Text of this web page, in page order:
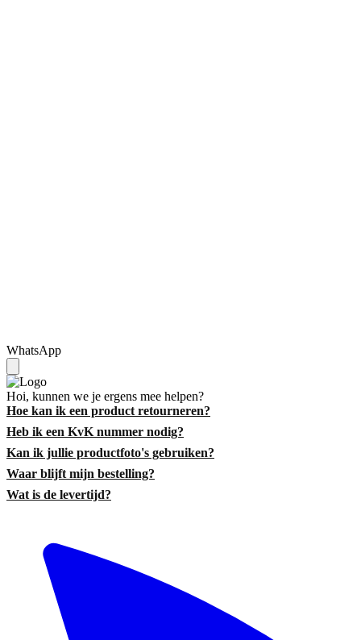
WhatsApp
Hoi, kunnen we je ergens mee helpen?
Hoe kan ik een product retourneren?
Heb ik een KvK nummer nodig?
Kan ik jullie productfoto's gebruiken?
Waar blijft mijn bestelling?
Wat is de levertijd?